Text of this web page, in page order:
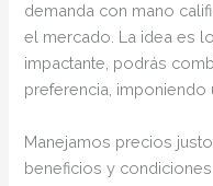
demanda con mano
el mercado. La idea es
impactante, podrás
preferencia, imponiendo
Manejamos precios
beneficios y